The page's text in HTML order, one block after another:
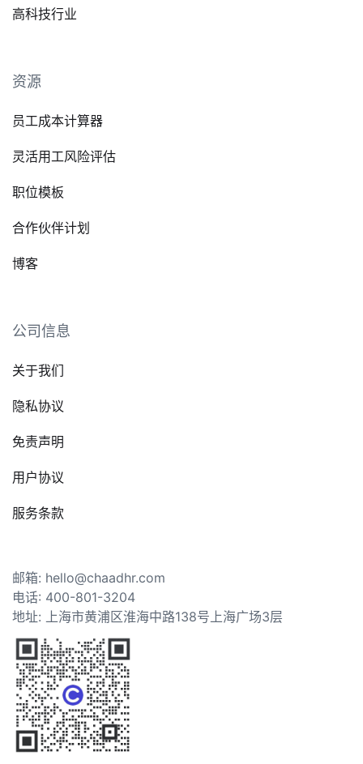
高科技行业
资源
员工成本计算器
灵活用工风险评估
职位模板
合作伙伴计划
博客
公司信息
关于我们
隐私协议
免责声明
用户协议
服务条款
邮箱: hello@chaadhr.com
电话: 400-801-3204
地址: 上海市黄浦区淮海中路138号上海广场3层